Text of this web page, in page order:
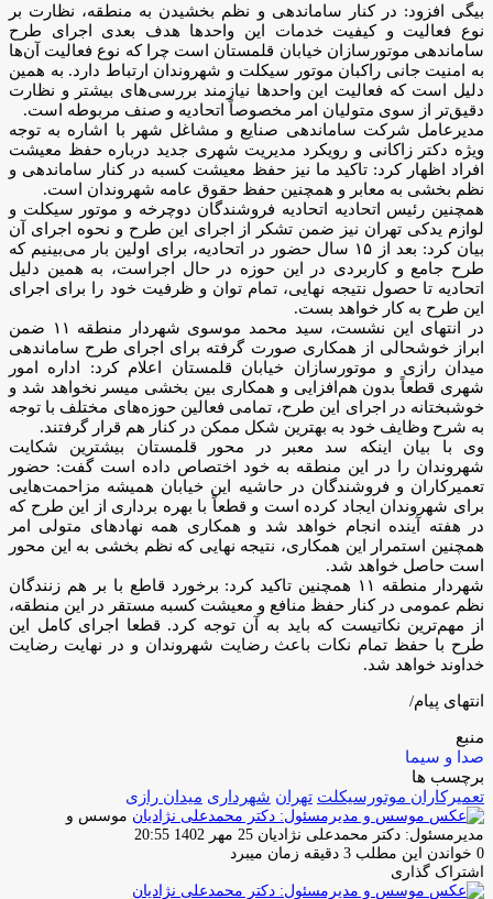
بیگی افزود: در کنار ساماندهی و نظم بخشیدن به منطقه، نظارت بر
نوع فعالیت و کیفیت خدمات این واحد‌ها هدف بعدی اجرای طرح
ساماندهی موتورسازان خیابان قلمستان است چرا که نوع فعالیت آن‌ها
به امنیت جانی راکبان موتور سیکلت و شهروندان ارتباط دارد. به همین
دلیل است که فعالیت این واحد‌ها نیازمند بررسی‌های بیشتر و نظارت
دقیق‌تر از سوی متولیان امر مخصوصاً اتحادیه و صنف مربوطه است.
مدیرعامل شرکت ساماندهی صنایع و مشاغل شهر با اشاره به توجه
ویژه دکتر زاکانی و رویکرد مدیریت شهری جدید درباره حفظ معیشت
افراد اظهار کرد: تاکید ما نیز حفظ معیشت کسبه در کنار ساماندهی و
نظم بخشی به معابر و همچنین حفظ حقوق عامه شهروندان است.
همچنین رئیس اتحادیه اتحادیه فروشندگان دوچرخه و موتور سیکلت و
لوازم یدکی تهران نیز ضمن تشکر از اجرای این طرح و نحوه اجرای آن
بیان کرد: بعد از ۱۵ سال حضور در اتحادیه، برای اولین بار می‌بینیم که
طرح جامع و کاربردی در این حوزه در حال اجراست، به همین دلیل
اتحادیه تا حصول نتیجه نهایی، تمام توان و ظرفیت خود را برای اجرای
این طرح به کار خواهد بست.
در انتهای این نشست، سید محمد موسوی شهردار منطقه ۱۱ ضمن
ابراز خوشحالی از همکاری صورت گرفته برای اجرای طرح ساماندهی
میدان رازی و موتورسازان خیابان قلمستان اعلام کرد: اداره امور
شهری قطعاً بدون هم‌افزایی و همکاری بین بخشی میسر نخواهد شد و
خوشبختانه در اجرای این طرح، تمامی فعالین حوزه‌های مختلف با توجه
به شرح وظایف خود به بهترین شکل ممکن در کنار هم قرار گرفتند.
وی با بیان اینکه سد معبر در محور قلمستان بیشترین شکایت
شهروندان را در این منطقه به خود اختصاص داده است گفت: حضور
تعمیرکاران و فروشندگان در حاشیه این خیابان همیشه مزاحمت‌هایی
برای شهروندان ایجاد کرده است و قطعاً با بهره برداری از این طرح که
در هفته آینده انجام خواهد شد و همکاری همه نهاد‌های متولی امر
همچنین استمرار این همکاری، نتیجه نهایی که نظم بخشی به این محور
است حاصل خواهد شد.
شهردار منطقه ۱۱ همچنین تاکید کرد: برخورد قاطع با بر هم زنندگان
نظم عمومی در کنار حفظ منافع و معیشت کسبه مستقر در این منطقه،
از مهم‌ترین نکاتیست که باید به آن توجه کرد. قطعا اجرای کامل این
طرح با حفظ تمام نکات باعث رضایت شهروندان و در نهایت رضایت
خداوند خواهد شد.
انتهای پیام/
منبع
صدا و سیما
برچسب ها
تعمیرکاران موتورسیکلت تهران شهرداری میدان رازی
موسس و
مدیرمسئول: دکتر محمدعلی نژادیان ارسال
ایمیل
25 مهر 1402 20:55
0 خواندن این مطلب 3 دقیقه زمان میبرد
اشتراک گذاری
فیس
توئیتر
لینکدین
واتس
تلگرام
اشتراک
چاپ